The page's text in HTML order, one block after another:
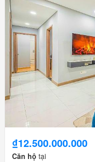
₫12.500.000.000
Căn hộ tại